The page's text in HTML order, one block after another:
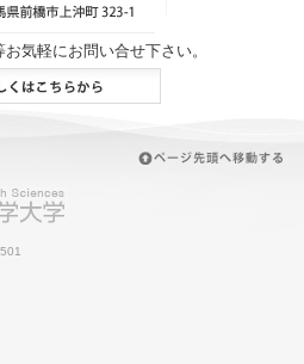
気軽にお問い合せ下さい。